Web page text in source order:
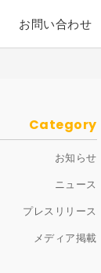
お問い合わせ
Category
お知らせ
ニュース
プレスリリース
メディア掲載